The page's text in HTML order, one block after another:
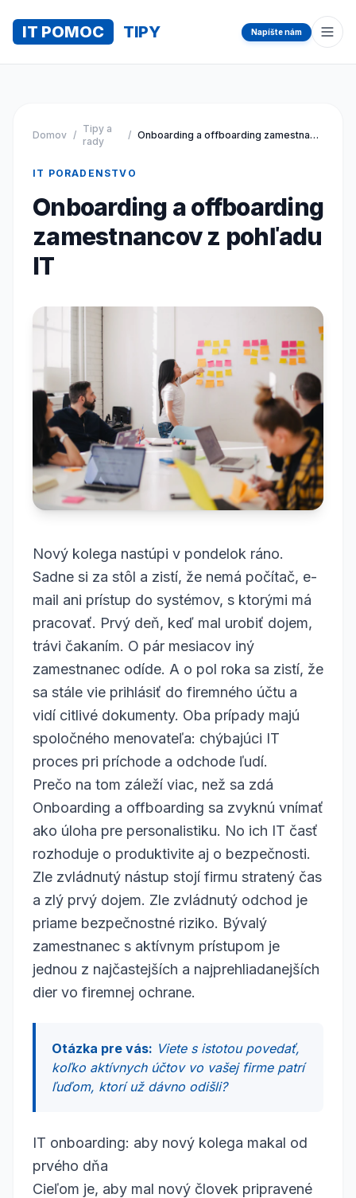
IT POMOC TIPY Napíšte nám
Domov /
Tipy a
rady
/ Onboarding a offboarding zamestnancov z pohľadu IT
IT PORADENSTVO
Onboarding a offboarding
zamestnancov z pohľadu
IT
Nový kolega nastúpi v pondelok ráno.
Sadne si za stôl a zistí, že nemá počítač, e-
mail ani prístup do systémov, s ktorými má
pracovať. Prvý deň, keď mal urobiť dojem,
trávi čakaním. O pár mesiacov iný
zamestnanec odíde. A o pol roka sa zistí, že
sa stále vie prihlásiť do firemného účtu a
vidí citlivé dokumenty. Oba prípady majú
spoločného menovateľa: chýbajúci IT
proces pri príchode a odchode ľudí.
Prečo na tom záleží viac, než sa zdá
Onboarding a offboarding sa zvyknú vnímať
ako úloha pre personalistiku. No ich IT časť
rozhoduje o produktivite aj o bezpečnosti.
Zle zvládnutý nástup stojí firmu stratený čas
a zlý prvý dojem. Zle zvládnutý odchod je
priame bezpečnostné riziko. Bývalý
zamestnanec s aktívnym prístupom je
jednou z najčastejších a najprehliadanejších
dier vo firemnej ochrane.
Otázka pre vás: Viete s istotou povedať,
koľko aktívnych účtov vo vašej firme patrí
ľuďom, ktorí už dávno odišli?
IT onboarding: aby nový kolega makal od
prvého dňa
Cieľom je, aby mal nový človek pripravené